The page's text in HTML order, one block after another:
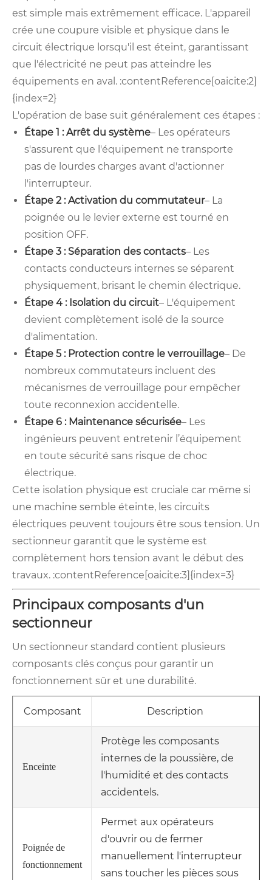
est simple mais extrêmement efficace. L'appareil
crée une coupure visible et physique dans le
circuit électrique lorsqu'il est éteint, garantissant
que l'électricité ne peut pas atteindre les
équipements en aval. :contentReference[oaicite:2]
{index=2}
L'opération de base suit généralement ces étapes :
Étape 1 : Arrêt du système– Les opérateurs
s'assurent que l'équipement ne transporte
pas de lourdes charges avant d'actionner
l'interrupteur.
Étape 2 : Activation du commutateur– La
poignée ou le levier externe est tourné en
position OFF.
Étape 3 : Séparation des contacts– Les
contacts conducteurs internes se séparent
physiquement, brisant le chemin électrique.
Étape 4 : Isolation du circuit– L'équipement
devient complètement isolé de la source
d'alimentation.
Étape 5 : Protection contre le verrouillage– De
nombreux commutateurs incluent des
mécanismes de verrouillage pour empêcher
toute reconnexion accidentelle.
Étape 6 : Maintenance sécurisée– Les
ingénieurs peuvent entretenir l’équipement
en toute sécurité sans risque de choc
électrique.
Cette isolation physique est cruciale car même si
une machine semble éteinte, les circuits
électriques peuvent toujours être sous tension. Un
sectionneur garantit que le système est
complètement hors tension avant le début des
travaux. :contentReference[oaicite:3]{index=3}
Principaux composants d'un
sectionneur
Un sectionneur standard contient plusieurs
composants clés conçus pour garantir un
fonctionnement sûr et une durabilité.
Composant Description
Enceinte
Protège les composants
internes de la poussière, de
l'humidité et des contacts
accidentels.
Poignée de
fonctionnement
Permet aux opérateurs
d'ouvrir ou de fermer
manuellement l'interrupteur
sans toucher les pièces sous